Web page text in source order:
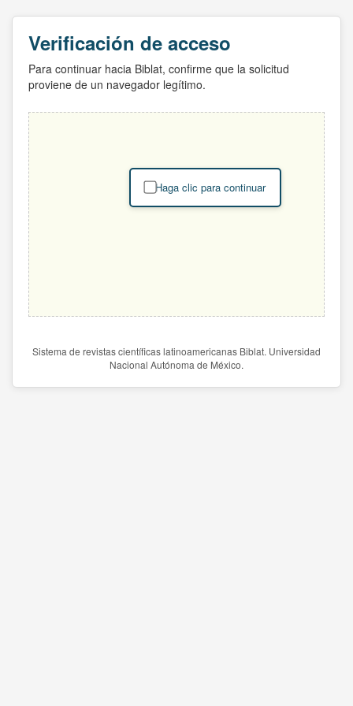
Verificación de acceso
Para continuar hacia Biblat, confirme que la solicitud
proviene de un navegador legítimo.
Haga clic para continuar
Sistema de revistas científicas latinoamericanas Biblat. Universidad
Nacional Autónoma de México.